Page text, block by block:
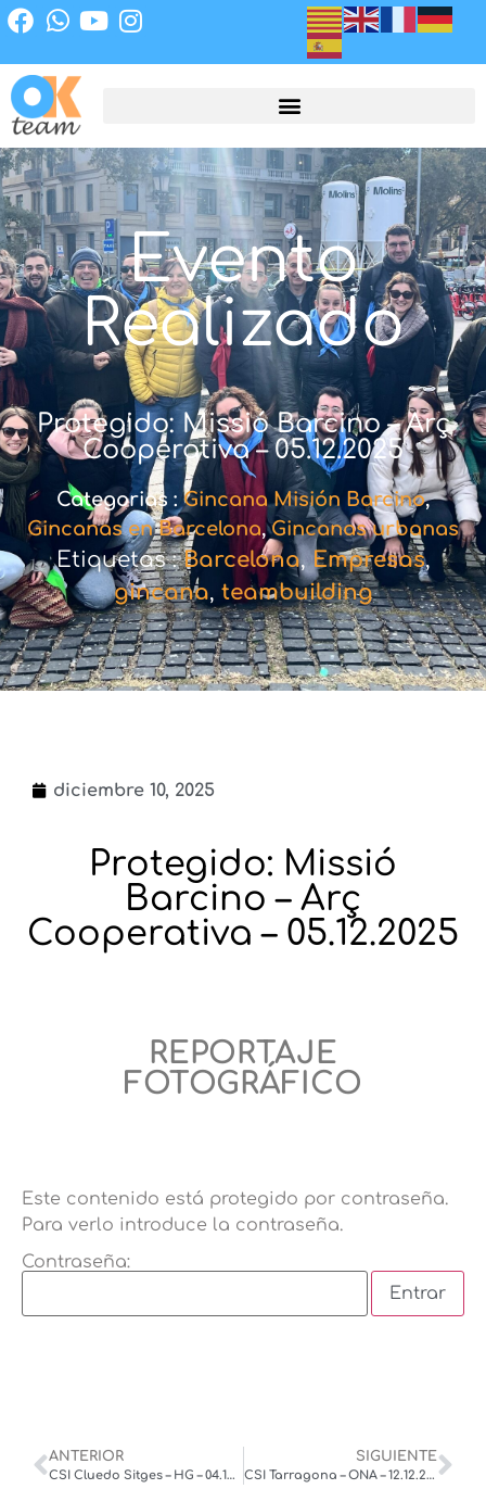
Evento
Realizado
Protegido: Missió Barcino – Arç
Cooperativa – 05.12.2025
Categorias :Gincana Misión Barcino,
Gincanas en Barcelona,Gincanas urbanas
Etiquetas :Barcelona,Empresas,
gincana, teambuilding
diciembre 10, 2025
Protegido: Missió
Barcino – Arç
Cooperativa – 05.12.2025
REPORTAJE
FOTOGRÁFICO
Este contenido está protegido por contraseña.
Para verlo introduce la contraseña.
Contraseña:
ANTERIOR
CSI Cluedo Sitges – HG – 04.12.2025
SIGUIENTE
CSI Tarragona – ONA – 12.12.2025